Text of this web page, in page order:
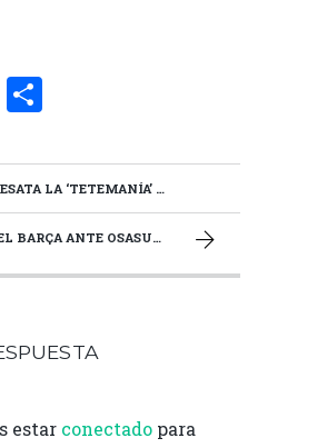
C
m
p
ar
ti
EN EL PALAU Y OBRA EL MILAGRO ANTE OBRADOIRO (92 – 90)
BARÇA ANTE OSASUNA
estar conectadopara